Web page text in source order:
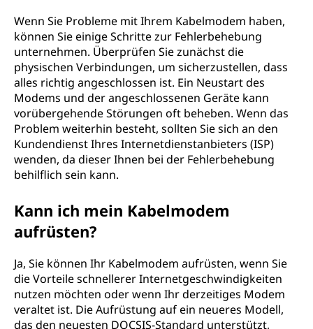
Wenn Sie Probleme mit Ihrem Kabelmodem haben,
können Sie einige Schritte zur Fehlerbehebung
unternehmen. Überprüfen Sie zunächst die
physischen Verbindungen, um sicherzustellen, dass
alles richtig angeschlossen ist. Ein Neustart des
Modems und der angeschlossenen Geräte kann
vorübergehende Störungen oft beheben. Wenn das
Problem weiterhin besteht, sollten Sie sich an den
Kundendienst Ihres Internetdienstanbieters (ISP)
wenden, da dieser Ihnen bei der Fehlerbehebung
behilflich sein kann.
Kann ich mein Kabelmodem
aufrüsten?
Ja, Sie können Ihr Kabelmodem aufrüsten, wenn Sie
die Vorteile schnellerer Internetgeschwindigkeiten
nutzen möchten oder wenn Ihr derzeitiges Modem
veraltet ist. Die Aufrüstung auf ein neueres Modell,
das den neuesten DOCSIS-Standard unterstützt,